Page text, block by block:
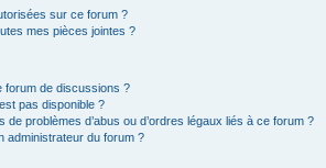
sur ce forum ?
mes pièces jointes ?
forum de discussions ?
pas disponible ?
problèmes d’abus ou d’ordres légaux liés à ce forum ?
administrateur du forum ?